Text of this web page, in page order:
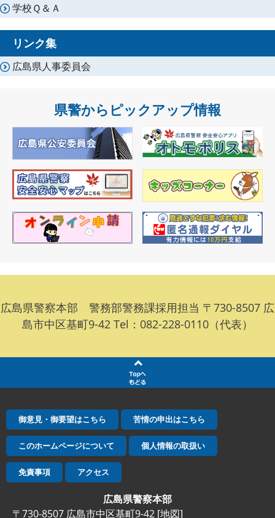
学校Ｑ＆Ａ
リンク集
広島県人事委員会
県警からピックアップ情報
広島県警察本部 警務部警務課採用担当 〒730-8507 広
島市中区基町9-42 Tel：082-228-0110（代表）
御意見・御要望はこちら 苦情の申出はこちら
このホームページについて 個人情報の取扱い
免責事項 アクセス
広島県警察本部
〒730-8507 広島市中区基町9-42 [地図]